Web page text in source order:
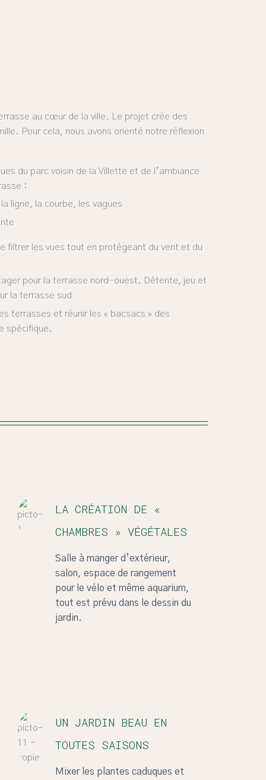
au cœur de la ville. Le projet crée des
Pour cela, nous avons orienté notre réflexion
du parc voisin de la Villette et de l’ambiance
:
ligne, la courbe, les vagues
filtrer les vues tout en protégeant du vent et du
pour la terrasse nord-ouest. Détente, jeu et
la terrasse sud
terrasses et réunir les « bacsacs » des
spé­cifique.
LA CRÉATION DE «
CHAMBRES » VÉGÉTALES
Salle à manger d’extérieur,
salon, espace de rangement
pour le vélo et même aquarium,
tout est prévu dans le dessin du
jardin.
UN JARDIN BEAU EN
TOUTES SAISONS
Mixer les plantes caduques et